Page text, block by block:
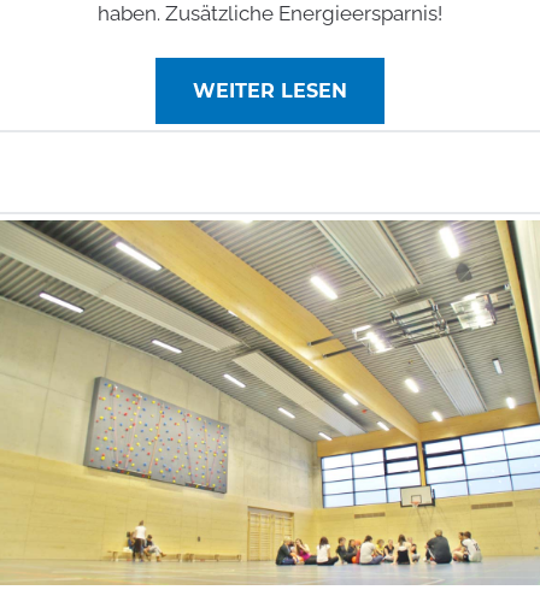
haben. Zusätzliche Energieersparnis!
WEITER LESEN